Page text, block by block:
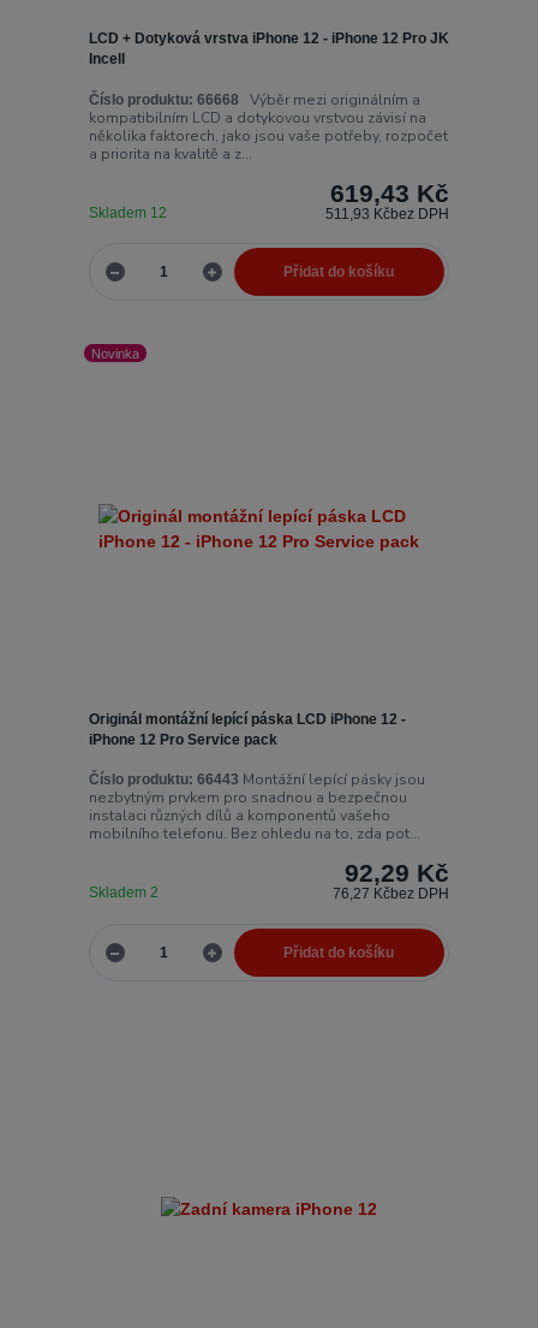
LCD + Dotyková vrstva iPhone 12 - iPhone 12 Pro JK
Incell
Číslo produktu: 66668
Výběr mezi originálním a
kompatibilním LCD a dotykovou vrstvou závisí na
několika faktorech, jako jsou vaše potřeby, rozpočet
a priorita na kvalitě a z...
619,43 Kč
511,93 Kčbez DPH
Skladem 12
Přidat do košíku
Novinka
Originál montážní lepící páska LCD iPhone 12 -
iPhone 12 Pro Service pack
Číslo produktu: 66443 Montážní lepící pásky jsou
nezbytným prvkem pro snadnou a bezpečnou
instalaci různých dílů a komponentů vašeho
mobilního telefonu. Bez ohledu na to, zda pot...
92,29 Kč
76,27 Kčbez DPH
Skladem 2
Přidat do košíku